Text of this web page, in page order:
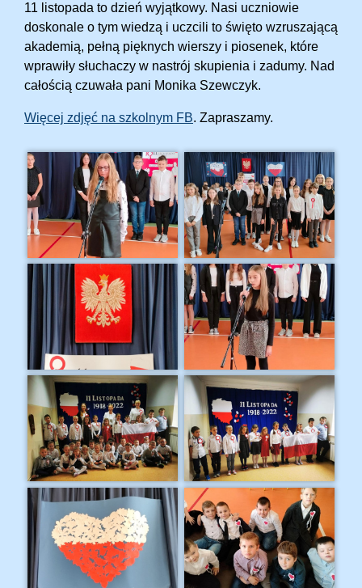
11 listopada to dzień wyjątkowy. Nasi uczniowie
doskonale o tym wiedzą i uczcili to święto wzruszającą
akademią, pełną pięknych wierszy i piosenek, które
wprawiły słuchaczy w nastrój skupienia i zadumy. Nad
całością czuwała pani Monika Szewczyk.
Więcej zdjęć na szkolnym FB. Zapraszamy.